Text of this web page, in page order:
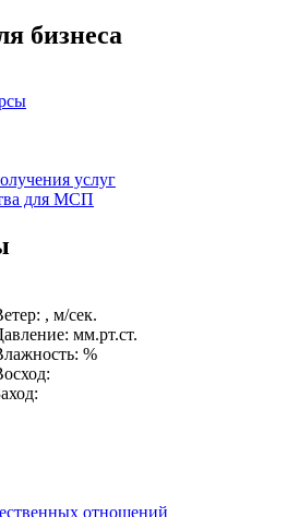
бизнеса
услуг
для МСП
, м/сек.
мм.рт.ст.
%
отношений